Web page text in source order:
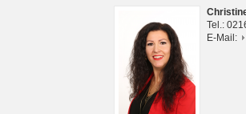
Tel.:
E-Mail: